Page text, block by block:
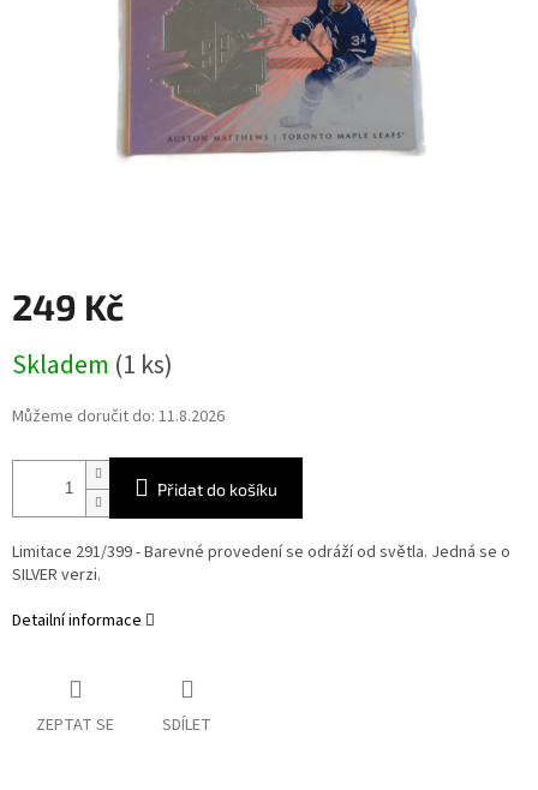
249 Kč
cena:
Skladem (1 ks)
Můžeme doručit do: 11.8.2026
Přidat do košíku
Limitace 291/399 - Barevné provedení se odráží od světla. Jedná se o
SILVER verzi.
Detailní informace
ZEPTAT SE SDÍLET